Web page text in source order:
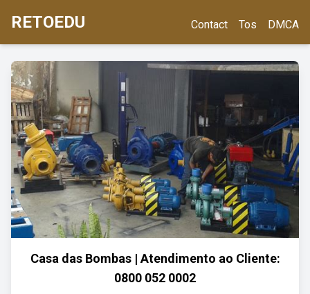
RETOEDU Contact Tos DMCA
Casa das Bombas | Atendimento ao Cliente:
0800 052 0002